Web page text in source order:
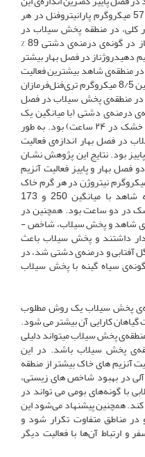
آنزیم در گونه‌ی گل­ آفتابی (با میانگین 57 میکروگرم پارانیتروفنل در هر
در منطقه پخش ­سیلاب در
در گونه‌ی درمنه‌ی دشتی 89 %
دهیدروژناز در فصل بهار بیشتر
منطقه‌ی شاهد بیشترین فعالیت
این آنزیم در گونه‌ی سیاه ­گینه (با میانگین 8/5 میکروگرم تری‌فنل‌فرمازان
۲۴ ساعت) بود. در منطقه‌ی پخش سیلاب در فصل
درمنه‌ی دشتی (با میانگین یک
میکروگرم تری‌فنل‌فرمازان بر گرم خاک خشک در ۲۴ ساعت) بود. به­ طور
در فصل بهار اندازه‌ی فعالیت
از فصل پاییز بود. نتایج این پژوهش نشـان
بهار و پاییز فعالیت آنزیم
به‌ترتیب با میانگین 300 و 270 میکروگرم نیتروژن در هر گرم خاک
خشک در دو ساعت بیشـتر از منطقه شاهد با میانگین 250 و 173
در دو ساعت بود. همچنین در
شاهد و پخش ­سیلاب، شاخص
داشتند و پخش­ سیلاب باعث
آفتابیو درمنه‌ی دشتی شد، در
سیاه ­گینه با پخش ‌سیلاب
پخش ­سیلاب یک روش مطلوب
کارایی آن بیشتر می­ شود.
پخش­ سیلاب می­تواند دلیلی
پخش­ سیلاب باشد. در این
آنزیم های خاک بیشتر از منطقه
در بهبود شاخص ­های زیستی،
با گونه‌های بومی می­ تواند در
همچنین پیشنهاد می‌شود این
در مناطق متفاوت تکرار شود و
و ارتباط آن‌ها با فعالیت دیگر